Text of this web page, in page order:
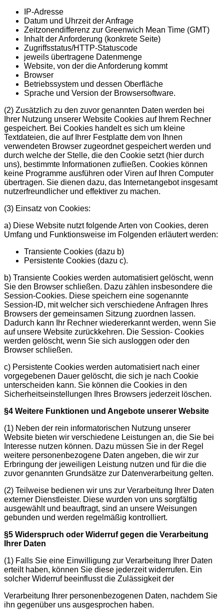
IP-Adresse
Datum und Uhrzeit der Anfrage
Zeitzonendifferenz zur Greenwich Mean Time (GMT)
Inhalt der Anforderung (konkrete Seite)
Zugriffsstatus/HTTP-Statuscode
jeweils übertragene Datenmenge
Website, von der die Anforderung kommt
Browser
Betriebssystem und dessen Oberfläche
Sprache und Version der Browsersoftware.
(2) Zusätzlich zu den zuvor genannten Daten werden bei
Ihrer Nutzung unserer Website Cookies auf Ihrem Rechner
gespeichert. Bei Cookies handelt es sich um kleine
Textdateien, die auf Ihrer Festplatte dem von Ihnen
verwendeten Browser zugeordnet gespeichert werden und
durch welche der Stelle, die den Cookie setzt (hier durch
uns), bestimmte Informationen zufließen. Cookies können
keine Programme ausführen oder Viren auf Ihren Computer
übertragen. Sie dienen dazu, das Internetangebot insgesamt
nutzerfreundlicher und effektiver zu machen.
(3) Einsatz von Cookies:
a) Diese Website nutzt folgende Arten von Cookies, deren
Umfang und Funktionsweise im Folgenden erläutert werden:
Transiente Cookies (dazu b)
Persistente Cookies (dazu c).
b) Transiente Cookies werden automatisiert gelöscht, wenn
Sie den Browser schließen. Dazu zählen insbesondere die
Session-Cookies. Diese speichern eine sogenannte
Session-ID, mit welcher sich verschiedene Anfragen Ihres
Browsers der gemeinsamen Sitzung zuordnen lassen.
Dadurch kann Ihr Rechner wiedererkannt werden, wenn Sie
auf unsere Website zurückkehren. Die Session- Cookies
werden gelöscht, wenn Sie sich ausloggen oder den
Browser schließen.
c) Persistente Cookies werden automatisiert nach einer
vorgegebenen Dauer gelöscht, die sich je nach Cookie
unterscheiden kann. Sie können die Cookies in den
Sicherheitseinstellungen Ihres Browsers jederzeit löschen.
§4 Weitere Funktionen und Angebote unserer Website
(1) Neben der rein informatorischen Nutzung unserer
Website bieten wir verschiedene Leistungen an, die Sie bei
Interesse nutzen können. Dazu müssen Sie in der Regel
weitere personenbezogene Daten angeben, die wir zur
Erbringung der jeweiligen Leistung nutzen und für die die
zuvor genannten Grundsätze zur Datenverarbeitung gelten.
(2) Teilweise bedienen wir uns zur Verarbeitung Ihrer Daten
externer Dienstleister. Diese wurden von uns sorgfältig
ausgewählt und beauftragt, sind an unsere Weisungen
gebunden und werden regelmäßig kontrolliert.
§5 Widerspruch oder Widerruf gegen die Verarbeitung
Ihrer Daten
(1) Falls Sie eine Einwilligung zur Verarbeitung Ihrer Daten
erteilt haben, können Sie diese jederzeit widerrufen. Ein
solcher Widerruf beeinflusst die Zulässigkeit der
Verarbeitung Ihrer personenbezogenen Daten, nachdem Sie
ihn gegenüber uns ausgesprochen haben.